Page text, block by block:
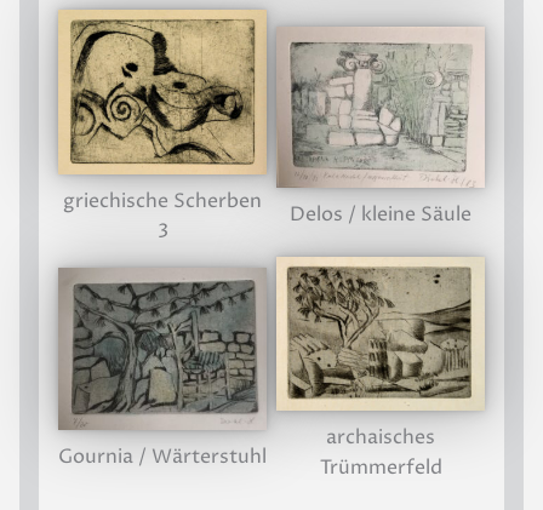
griechische Scherben
3
Delos / kleine Säule
Gournia / Wärterstuhl
archaisches
Trümmerfeld